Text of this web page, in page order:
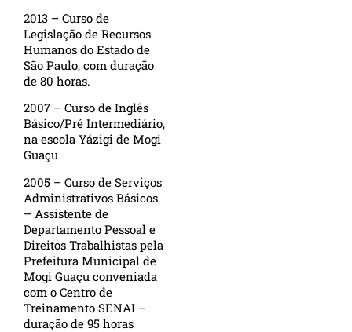
2013 – Curso de
Legislação de Recursos
Humanos do Estado de
São Paulo, com duração
de 80 horas.
2007 – Curso de Inglês
Básico/Pré Intermediário,
na escola Yázigi de Mogi
Guaçu
2005 – Curso de Serviços
Administrativos Básicos
– Assistente de
Departamento Pessoal e
Direitos Trabalhistas pela
Prefeitura Municipal de
Mogi Guaçu conveniada
com o Centro de
Treinamento SENAI –
duração de 95 horas